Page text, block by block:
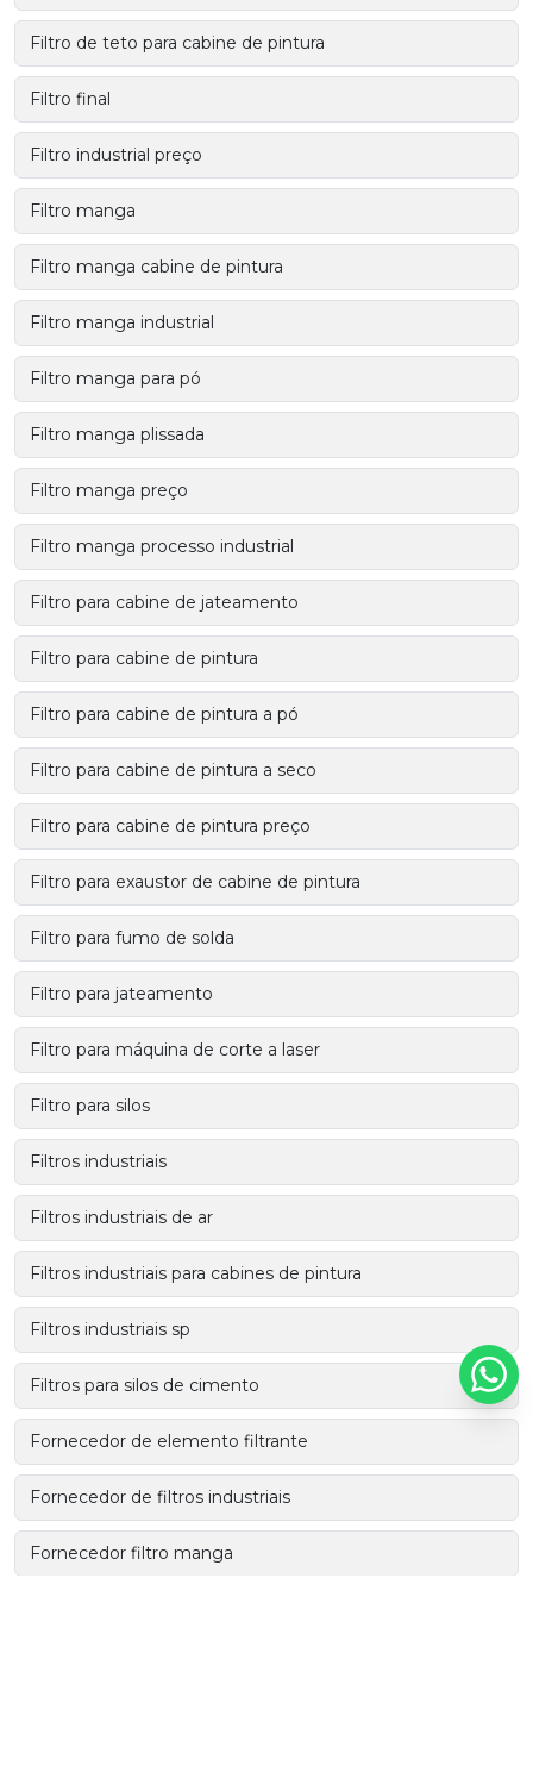
Filtro de teto para cabine de pintura
Filtro final
Filtro industrial preço
Filtro manga
Filtro manga cabine de pintura
Filtro manga industrial
Filtro manga para pó
Filtro manga plissada
Filtro manga preço
Filtro manga processo industrial
Filtro para cabine de jateamento
Filtro para cabine de pintura
Filtro para cabine de pintura a pó
Filtro para cabine de pintura a seco
Filtro para cabine de pintura preço
Filtro para exaustor de cabine de pintura
Filtro para fumo de solda
Filtro para jateamento
Filtro para máquina de corte a laser
Filtro para silos
Filtros industriais
Filtros industriais de ar
Filtros industriais para cabines de pintura
Filtros industriais sp
Filtros para silos de cimento
Fornecedor de elemento filtrante
Fornecedor de filtros industriais
Fornecedor filtro manga